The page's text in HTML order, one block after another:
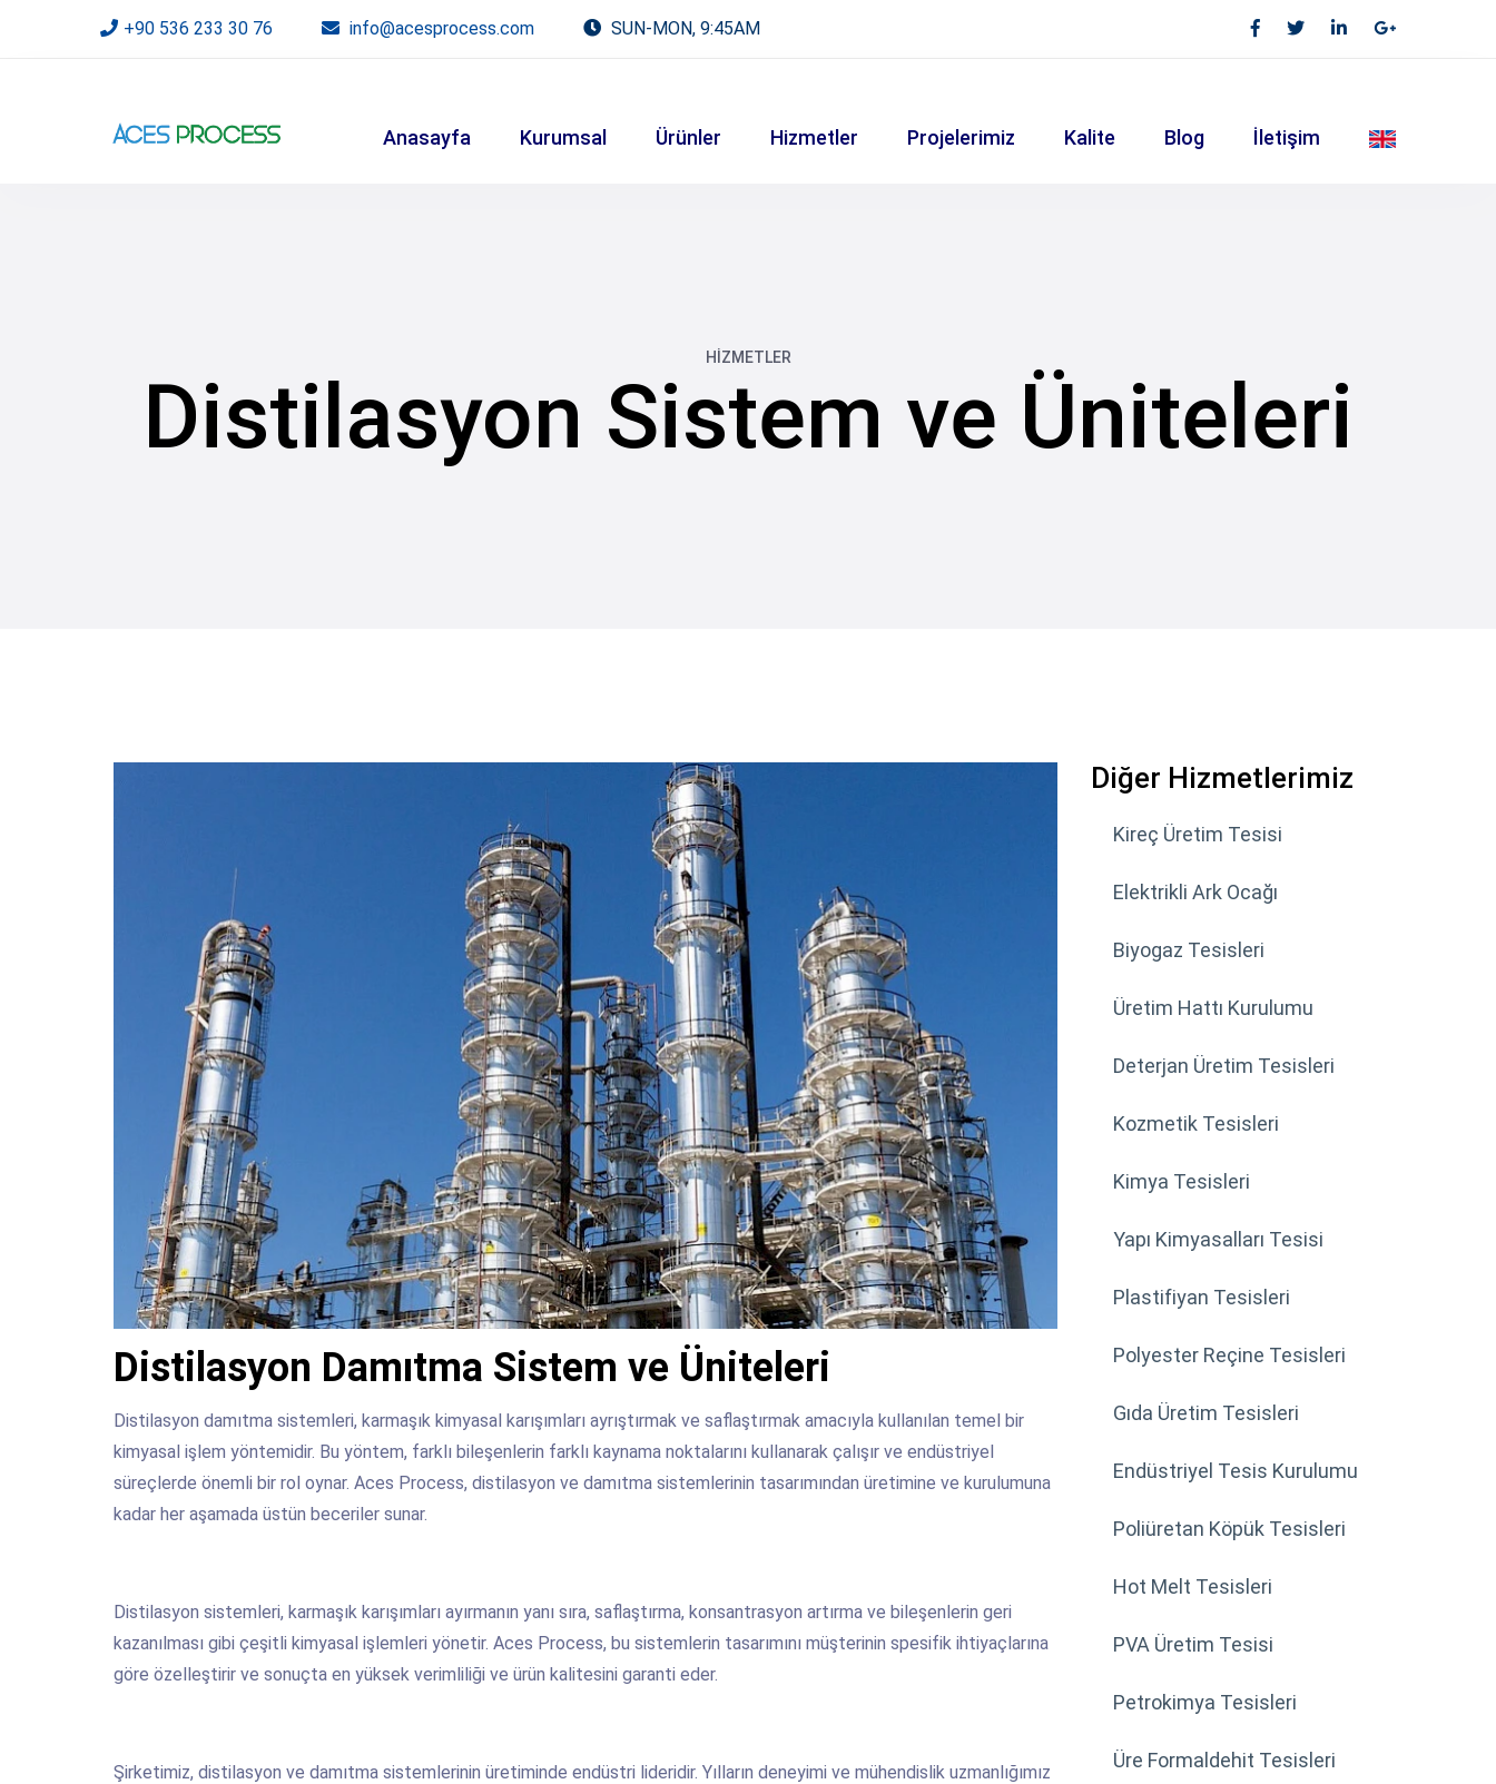
+90 536 233 30 76 info@acesprocess.com SUN-MON, 9:45AM
Anasayfa Kurumsal Ürünler Hizmetler Projelerimiz Kalite Blog İletişim
HİZMETLER
Distilasyon Sistem ve Üniteleri
Distilasyon Damıtma Sistem ve Üniteleri
Distilasyon damıtma sistemleri, karmaşık kimyasal karışımları ayrıştırmak ve saflaştırmak amacıyla kullanılan temel bir
kimyasal işlem yöntemidir. Bu yöntem, farklı bileşenlerin farklı kaynama noktalarını kullanarak çalışır ve endüstriyel
süreçlerde önemli bir rol oynar. Aces Process, distilasyon ve damıtma sistemlerinin tasarımından üretimine ve kurulumuna
kadar her aşamada üstün beceriler sunar.
Distilasyon sistemleri, karmaşık karışımları ayırmanın yanı sıra, saflaştırma, konsantrasyon artırma ve bileşenlerin geri
kazanılması gibi çeşitli kimyasal işlemleri yönetir. Aces Process, bu sistemlerin tasarımını müşterinin spesifik ihtiyaçlarına
göre özelleştirir ve sonuçta en yüksek verimliliği ve ürün kalitesini garanti eder.
Şirketimiz, distilasyon ve damıtma sistemlerinin üretiminde endüstri lideridir. Yılların deneyimi ve mühendislik uzmanlığımız
Diğer Hizmetlerimiz
Kireç Üretim Tesisi
Elektrikli Ark Ocağı
Biyogaz Tesisleri
Üretim Hattı Kurulumu
Deterjan Üretim Tesisleri
Kozmetik Tesisleri
Kimya Tesisleri
Yapı Kimyasalları Tesisi
Plastifiyan Tesisleri
Polyester Reçine Tesisleri
Gıda Üretim Tesisleri
Endüstriyel Tesis Kurulumu
Poliüretan Köpük Tesisleri
Hot Melt Tesisleri
PVA Üretim Tesisi
Petrokimya Tesisleri
Üre Formaldehit Tesisleri